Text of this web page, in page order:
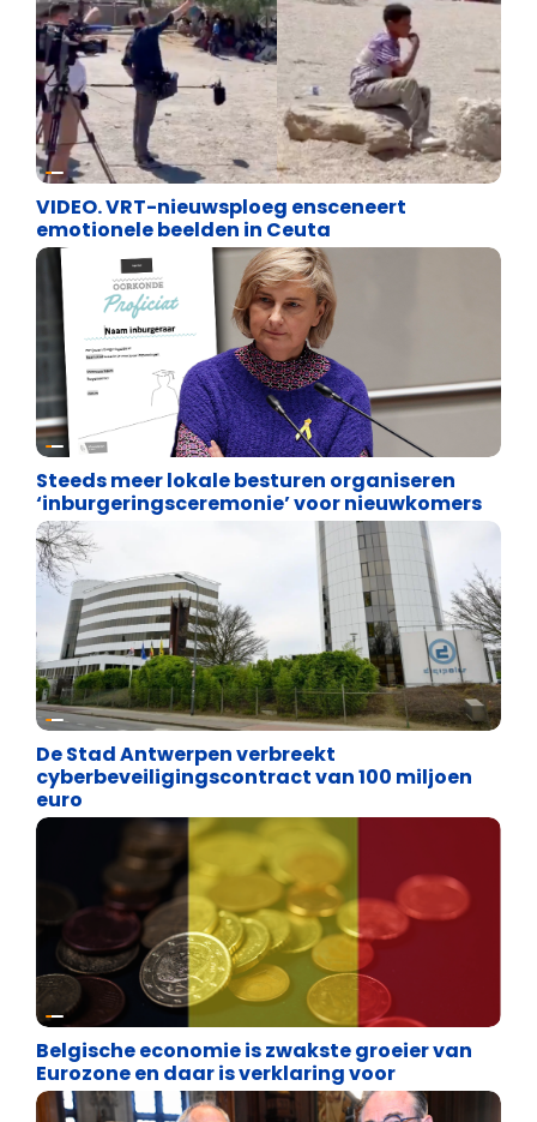
Cultuuroorlog
VIDEO. VRT-nieuwsploeg ensceneert
emotionele beelden in Ceuta
Binnenland politiek
Steeds meer lokale besturen organiseren
‘inburgeringsceremonie’ voor nieuwkomers
Binnenland politiek
De Stad Antwerpen verbreekt
cyberbeveiligingscontract van 100 miljoen
euro
Binnenland politiek
Belgische economie is zwakste groeier van
Eurozone en daar is verklaring voor